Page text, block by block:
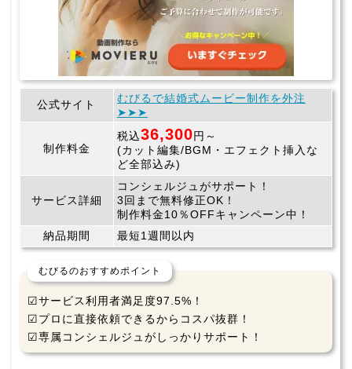
公式サイト
むびるで結婚式ムービー制作を外注
➤➤➤
制作料金
税込36,300円～
(カット編集/BGM・エフェクト挿入な
ど全部込み)
サービス詳細
コンシェルジュがサポート！
3回まで無料修正OK！
制作料金10％OFFキャンペーン中！
納品期間
最短1週間以内
むびるのおすすめポイント
☑サービス利用者満足度97.5%！
☑プロに直接依頼できるからコスパ抜群！
☑専属コンシェルジュがしっかりサポート！